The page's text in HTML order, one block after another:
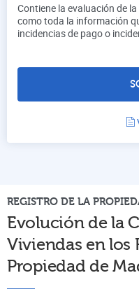
Contiene la evaluación de
como toda la información
incidencias de pago o
REGISTRO DE LA
Evolución de la
Viviendas en los
Propiedad de